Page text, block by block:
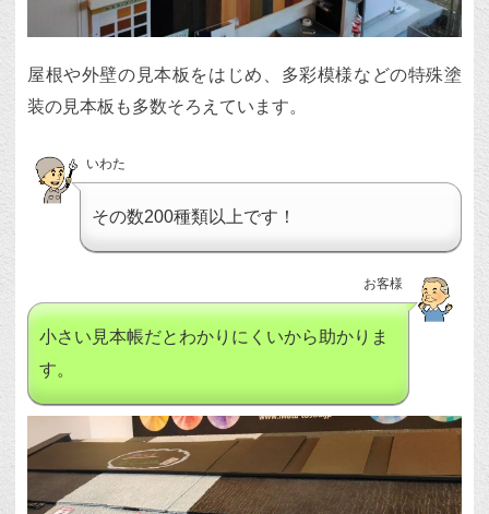
屋根や外壁の見本板をはじめ、多彩模様などの特殊塗
装の見本板も多数そろえています。
いわた
その数200種類以上です！
お客様
小さい見本帳だとわかりにくいから助かりま
す。